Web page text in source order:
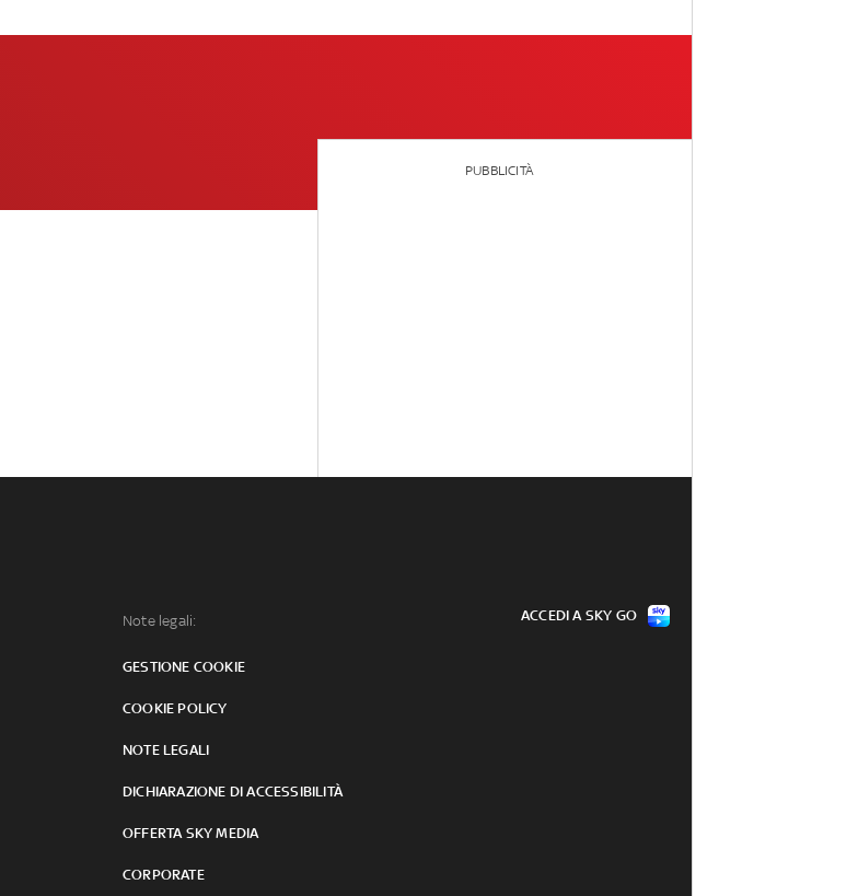
PUBBLICITÀ
Note legali:
GESTIONE COOKIE
COOKIE POLICY
NOTE LEGALI
DICHIARAZIONE DI ACCESSIBILITÀ
OFFERTA SKY MEDIA
CORPORATE
ACCEDI A SKY GO